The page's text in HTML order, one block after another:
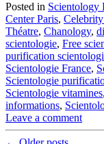
Posted in Scientology
Center Paris,
Théatre, Chanology,
scientologie, Free
purification
Scientologie France,
Scientologie
Scientologie vitamines,
informations,
Leave a comment